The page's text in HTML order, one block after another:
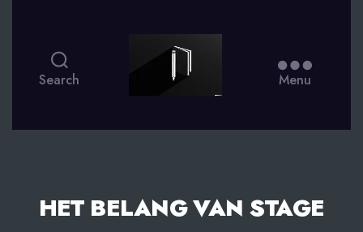
Search Menu
HET BELANG VAN STAGE